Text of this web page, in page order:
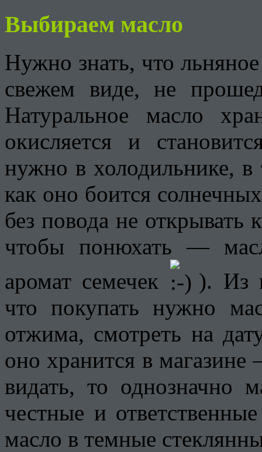
Выбираем масло
Нужно знать, что
свежем виде, не
Натуральное масло
окисляется и
нужно в холодильнике, в
как оно боится
без повода не
чтобы понюхать —
аромат семечек
). Из
что покупать нужно
отжима, смотреть на
оно хранится в
видать, то однозначно
честные и
масло в темные